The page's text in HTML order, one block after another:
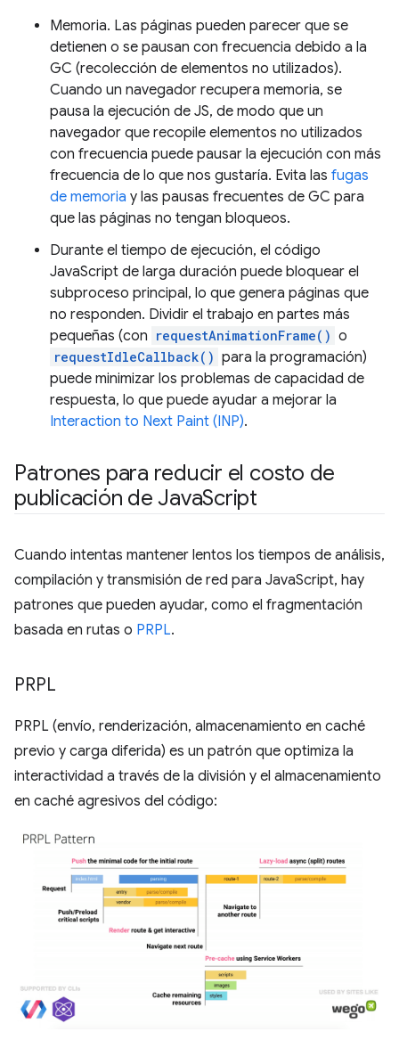
Memoria. Las páginas pueden parecer que se
detienen o se pausan con frecuencia debido a la
GC (recolección de elementos no utilizados).
Cuando un navegador recupera memoria, se
pausa la ejecución de JS, de modo que un
navegador que recopile elementos no utilizados
con frecuencia puede pausar la ejecución con más
frecuencia de lo que nos gustaría. Evita las fugas
de memoria y las pausas frecuentes de GC para
que las páginas no tengan bloqueos.
Durante el tiempo de ejecución, el código
JavaScript de larga duración puede bloquear el
subproceso principal, lo que genera páginas que
no responden. Dividir el trabajo en partes más
pequeñas (con requestAnimationFrame() o
requestIdleCallback() para la programación)
puede minimizar los problemas de capacidad de
respuesta, lo que puede ayudar a mejorar la
Interaction to Next Paint (INP).
Patrones para reducir el costo de
publicación de JavaScript
Cuando intentas mantener lentos los tiempos de análisis,
compilación y transmisión de red para JavaScript, hay
patrones que pueden ayudar, como el fragmentación
basada en rutas o PRPL.
PRPL
PRPL (envío, renderización, almacenamiento en caché
previo y carga diferida) es un patrón que optimiza la
interactividad a través de la división y el almacenamiento
en caché agresivos del código: